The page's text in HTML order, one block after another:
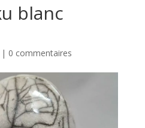
blanc
0 commentaires